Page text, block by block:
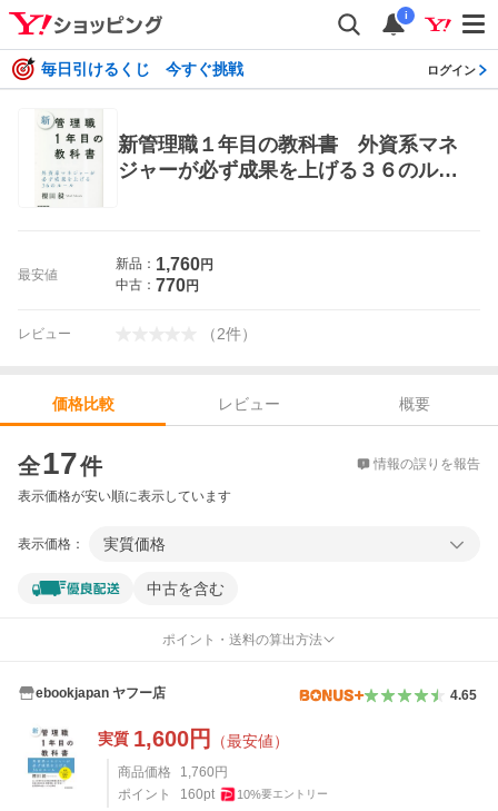
i
毎日引けるくじ 今すぐ挑戦 ログイン
新管理職１年目の教科書 外資系マネ
ジャーが必ず成果を上げる３６のルー
最安値
新品： 1,760円
中古： 770円
レビュー （2件）
価格比較 レビュー
概要
全17件 情報の誤りを報告
表示価格が安い順に表示しています
表示価格： 実質価格
中古を含む
ポイント・送料の算出方法
ebookjapan ヤフー店 4.65
実質 1,600円 （最安値）
商品価格 1,760 円
ポイント
160pt 10%要エントリー